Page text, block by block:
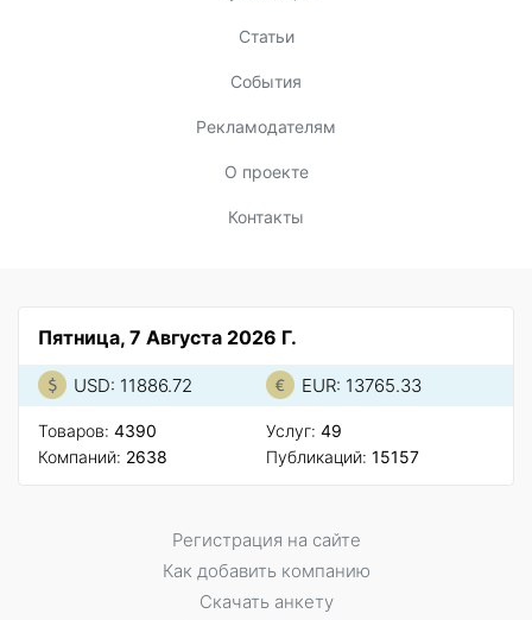
Статьи
События
Рекламодателям
О проекте
Контакты
Пятница, 7 Августа 2026 Г.
USD: 11886.72 EUR: 13765.33
Товаров: 4390
Компаний: 2638
Услуг: 49
Публикаций: 15157
Регистрация на сайте
Как добавить компанию
Скачать анкету